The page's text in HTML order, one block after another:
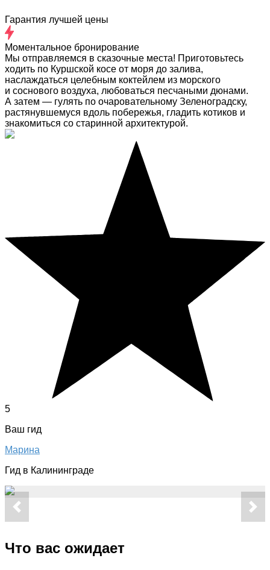
Гарантия лучшей цены
Моментальное бронирование
Мы отправляемся в сказочные места! Приготовьтесь
ходить по Куршской косе от моря до залива,
наслаждаться целебным коктейлем из морского
и соснового воздуха, любоваться песчаными дюнами.
А затем — гулять по очаровательному Зеленоградску,
растянувшемуся вдоль побережья, гладить котиков и
знакомиться со старинной архитектурой.
5
Ваш гид
Марина
Гид в Калининграде
Что вас ожидает